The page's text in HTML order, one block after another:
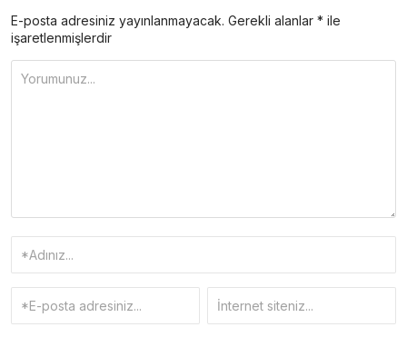
E-posta adresiniz yayınlanmayacak. Gerekli alanlar * ile
işaretlenmişlerdir